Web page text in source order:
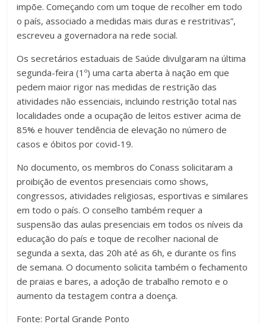
impõe. Começando com um toque de recolher em todo
o país, associado a medidas mais duras e restritivas”,
escreveu a governadora na rede social.
Os secretários estaduais de Saúde divulgaram na última
segunda-feira (1º) uma carta aberta à nação em que
pedem maior rigor nas medidas de restrição das
atividades não essenciais, incluindo restrição total nas
localidades onde a ocupação de leitos estiver acima de
85% e houver tendência de elevação no número de
casos e óbitos por covid-19.
No documento, os membros do Conass solicitaram a
proibição de eventos presenciais como shows,
congressos, atividades religiosas, esportivas e similares
em todo o país. O conselho também requer a
suspensão das aulas presenciais em todos os níveis da
educação do país e toque de recolher nacional de
segunda a sexta, das 20h até as 6h, e durante os fins
de semana. O documento solicita também o fechamento
de praias e bares, a adoção de trabalho remoto e o
aumento da testagem contra a doença.
Fonte: Portal Grande Ponto